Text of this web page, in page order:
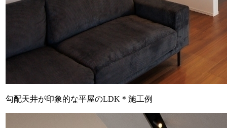
勾配天井が印象的な平屋のLDK＊施工例